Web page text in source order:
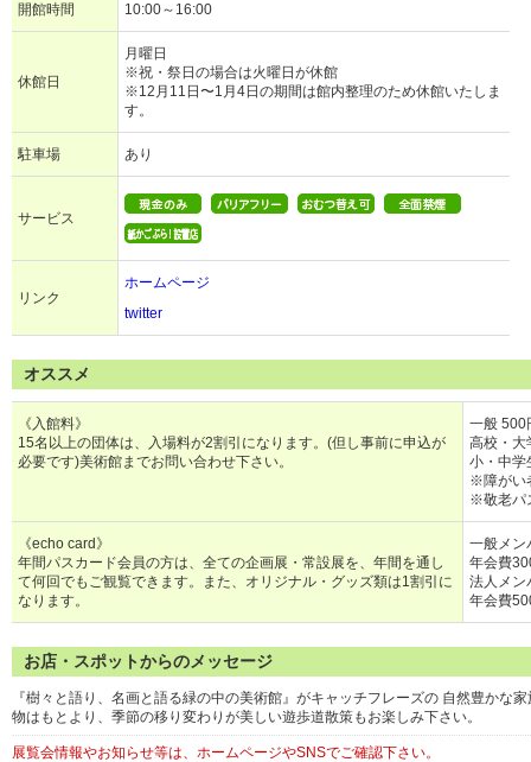
開館時間 10:00～16:00
休館日
月曜日
※祝・祭日の場合は火曜日が休館
※12月11日〜1月4日の期間は館内整理のため休館いたしま
す。
駐車場 あり
サービス
リンク
ホームページ
twitter
オススメ
《入館料》
15名以上の団体は、入場料が2割引になります。(但し事前に申込が
必要です)美術館までお問い合わせ下さい。
一般
高校・大
小・中学
※障がい
※敬老パ
《echo card》
年間パスカード会員の方は、全ての企画展・常設展を、年間を通し
て何回でもご観覧できます。また、オリジナル・グッズ類は1割引に
なります。
一般メン
年会費
法人メン
年会費
お店・スポットからのメッセージ
『樹々と語り、名画と語る緑の中の美術館』がキャッチフレーズの 自然豊かな
物はもとより、季節の移り変わりが美しい遊歩道散策もお楽しみ下さい。
展覧会情報やお知らせ等は、ホームページやSNSでご確認下さい。